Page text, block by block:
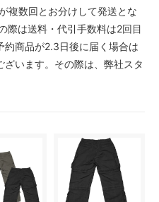
複数回とお分けして発送とな
際は送料・代引手数料は2回目
約商品が2.3日後に届く場合は
います。その際は、弊社スタ